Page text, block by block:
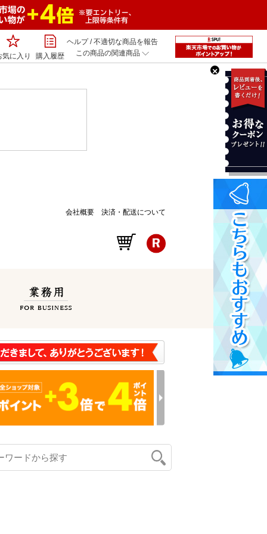
気に入り 購入履歴
ヘルプ/不適切な商品を報告
この商品の関連商品
会社概要 決済・配送について
×